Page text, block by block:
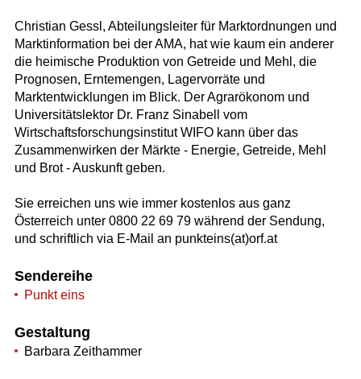
Christian Gessl, Abteilungsleiter für Marktordnungen und
Marktinformation bei der AMA, hat wie kaum ein anderer
die heimische Produktion von Getreide und Mehl, die
Prognosen, Erntemengen, Lagervorräte und
Marktentwicklungen im Blick. Der Agrarökonom und
Universitätslektor Dr. Franz Sinabell vom
Wirtschaftsforschungsinstitut WIFO kann über das
Zusammenwirken der Märkte - Energie, Getreide, Mehl
und Brot - Auskunft geben.
Sie erreichen uns wie immer kostenlos aus ganz
Österreich unter 0800 22 69 79 während der Sendung,
und schriftlich via E-Mail an punkteins(at)orf.at
Sendereihe
Punkt eins
Gestaltung
Barbara Zeithammer